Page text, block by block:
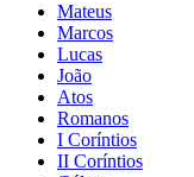
Mateus
Marcos
Lucas
João
Atos
Romanos
I Coríntios
II Coríntios